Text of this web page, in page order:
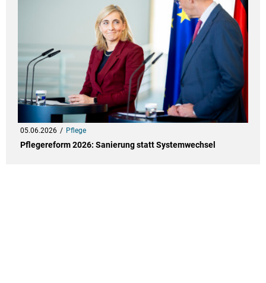
05.06.2026 Pflege
Pflegereform 2026: Sanierung statt Systemwechsel